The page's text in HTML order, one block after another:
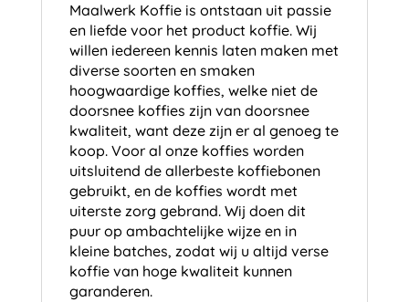
Maalwerk Koffie is ontstaan uit passie
en liefde voor het product koffie. Wij
willen iedereen kennis laten maken met
diverse soorten en smaken
hoogwaardige koffies, welke niet de
doorsnee koffies zijn van doorsnee
kwaliteit, want deze zijn er al genoeg te
koop. Voor al onze koffies worden
uitsluitend de allerbeste koffiebonen
gebruikt, en de koffies wordt met
uiterste zorg gebrand. Wij doen dit
puur op ambachtelijke wijze en in
kleine batches, zodat wij u altijd verse
koffie van hoge kwaliteit kunnen
garanderen.